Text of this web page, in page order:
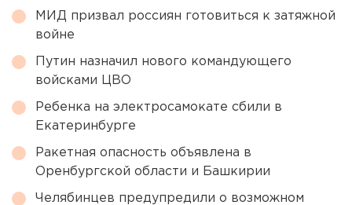
МИД призвал россиян готовиться к затяжной
войне
Путин назначил нового командующего
войсками ЦВО
Ребенка на электросамокате сбили в
Екатеринбурге
Ракетная опасность объявлена в
Оренбургской области и Башкирии
Челябинцев предупредили о возможном